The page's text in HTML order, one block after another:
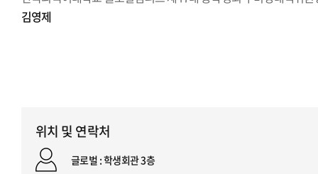
김영제
위치 및 연락처
글로벌 : 학생회관 3층